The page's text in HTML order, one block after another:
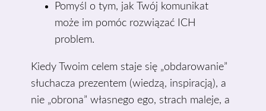
Pomyśl o tym, jak Twój komunikat
może im pomóc rozwiązać ICH
problem.
Kiedy Twoim celem staje się „obdarowanie”
słuchacza prezentem (wiedzą, inspiracją), a
nie „obrona” własnego ego, strach maleje, a